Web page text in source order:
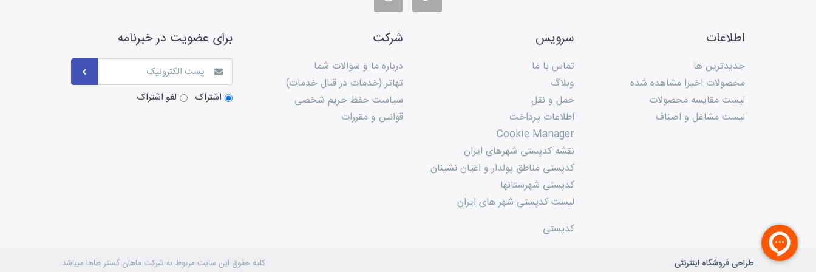
اطلاعات
جدیدترین ها
محصولات اخیرا مشاهده شده
لیست مقایسه محصولات
لیست مشاغل و اصناف
سرویس
تماس با ما
وبلاگ
حمل و نقل
اطلاعات پرداخت
Cookie Manager
نقشه کدپستی شهرهای ایران
کدپستی مناطق پولدار و اعیان نشینان
کدپستی شهرستانها
لیست کدپستی شهر های ایران
کدپستی
شرکت
درباره ما و سوالات شما
تهاتر (خدمات در قبال خدمات)
سیاست حفظ حریم شخصی
قوانین و مقررات
برای عضویت در خبرنامه
اشتراک لغو اشتراک
طراحی فروشگاه اینترنتی کلیه حقوق این سایت مربوط به شرکت ماهان گستر طاها میباشد